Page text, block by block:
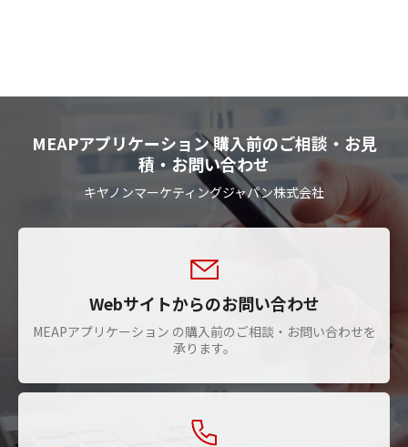
MEAPアプリケーション 購入前のご相談・お見
積・お問い合わせ
キヤノンマーケティングジャパン株式会社
Webサイトからのお問い合わせ
MEAPアプリケーション の購入前のご相談・お問い合わせを
承ります。